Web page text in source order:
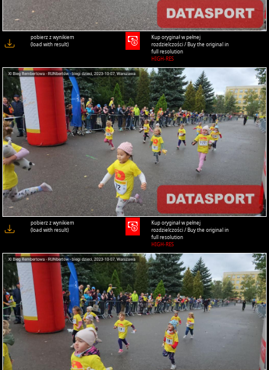
pobierz z wynikiem
(load with result)
Kup oryginał w pełnej
rozdzielczości / Buy the original in
full resolution
HIGH-RES
pobierz z wynikiem
(load with result)
Kup oryginał w pełnej
rozdzielczości / Buy the original in
full resolution
HIGH-RES